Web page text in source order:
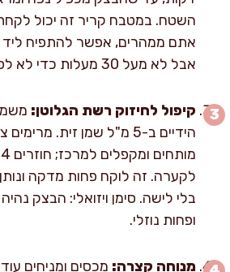
אתם ממהרים, אפשר להתפיח ליד
אבל לא מעל 30 מעלות כדי לא לפגוע בשמרים.
קיפול לחיזוק רשת הגלוטן:
הידיים ב-5 מ"ל שמן זית.
לקערה. זה לוקח פחות מדקה
בלי לישה. סימן ויזואלי: הבצק
ופחות נוזלי.
מנוחה קצרה: